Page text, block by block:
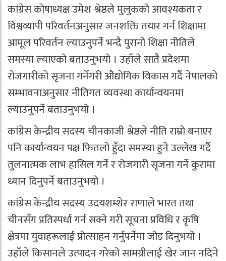
कांग्रेस कोषाध्यक्ष उमेश श्रेष्ठले मुलुकको आवश्यकता र
विश्वव्यापी परिवर्तनअनुसार जनशक्ति तयार गर्न शिक्षामा
आमूल परिवर्तन ल्याउनुपर्ने भन्दै पुरानो शिक्षा नीतिले
समस्या ल्याएको बताउनुभयो । उहाँले सातै प्रदेशमा
रोजगारीको सृजना गर्नेगरी औद्योगिक विकास गर्दै नेपालको
सम्भावनाअनुसार नीतिगत व्यवस्था कार्यान्वयनमा
ल्याउनुपर्ने बताउनुभयो ।
कांग्रेस केन्द्रीय सदस्य चीनकाजी श्रेष्ठले नीति राम्रो बनाएर
पनि कार्यान्वयन पक्ष फितलो हुँदा समस्या हुने उल्लेख गर्दै
तुलनात्मक लाभ हासिल गर्ने र रोजगारी सृजना गर्ने कुरामा
ध्यान दिनुपर्ने बताउनुभयो ।
कांग्रेस केन्द्रीय सदस्य उदयशम्शेर राणाले भारत तथा
चीनसँग प्रतिस्पर्धा गर्न सक्ने गरी सूचना प्रविधि र कृषि
क्षेत्रमा युवाहरूलाई प्रोत्साहन गर्नुपर्नेमा जोड दिनुभयो ।
उहाँले किसानले उत्पादन गरेको सामग्रीलाई खेर जान नदिने